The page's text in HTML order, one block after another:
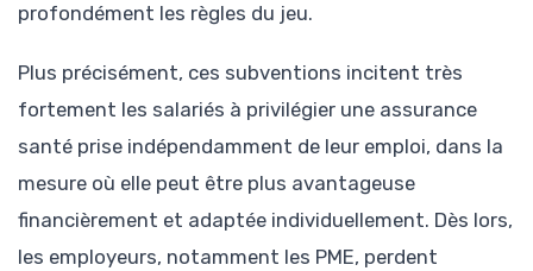
profondément les règles du jeu.
Plus précisément, ces subventions incitent très
fortement les salariés à privilégier une assurance
santé prise indépendamment de leur emploi, dans la
mesure où elle peut être plus avantageuse
financièrement et adaptée individuellement. Dès lors,
les employeurs, notamment les PME, perdent